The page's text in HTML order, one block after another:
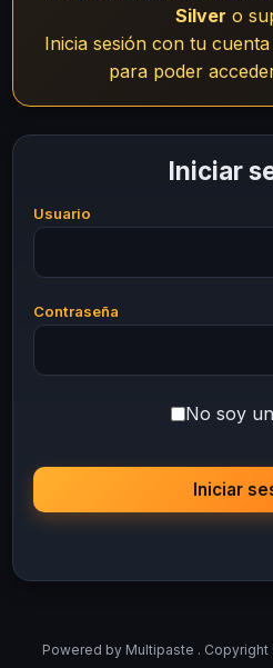
Silver o
Inicia sesión con tu cuenta
para poder
Iniciar
Usuario
Contraseña
No soy
Iniciar
Powered by Multipaste .